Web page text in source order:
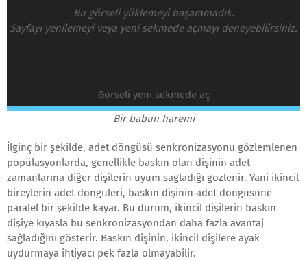
Bu görseli yüklemeyi başaramadık.
Sayfayı yenilemeyi veya yeni sekmede açmayı deneyebilirsiniz.
Görseli yeni sekmede aç
Bir babun haremi
İlginç bir şekilde, adet döngüsü senkronizasyonu gözlemlenen
popülasyonlarda, genellikle baskın olan dişinin adet
zamanlarına diğer dişilerin uyum sağladığı gözlenir. Yani ikincil
bireylerin adet döngüleri, baskın dişinin adet döngüsüne
paralel bir şekilde kayar. Bu durum, ikincil dişilerin baskın
dişiye kıyasla bu senkronizasyondan daha fazla avantaj
sağladığını gösterir. Baskın dişinin, ikincil dişilere ayak
uydurmaya ihtiyacı pek fazla olmayabilir.